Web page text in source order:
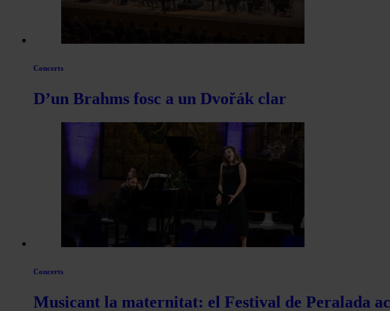
Concerts
D’un Brahms fosc a un Dvořák clar
Concerts
Musicant la maternitat: el Festival de Peralada